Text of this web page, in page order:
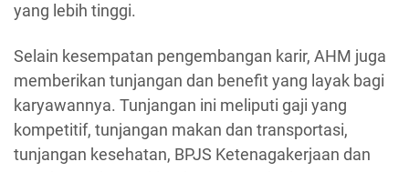
yang lebih tinggi.
Selain kesempatan pengembangan karir, AHM juga
memberikan tunjangan dan benefit yang layak bagi
karyawannya. Tunjangan ini meliputi gaji yang
kompetitif, tunjangan makan dan transportasi,
tunjangan kesehatan, BPJS Ketenagakerjaan dan